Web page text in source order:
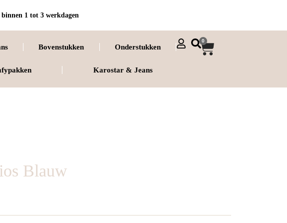
binnen 1 tot 3 werkdagen
Bovenstukken Onderstukken
Karostar & Jeans
0
Blauw